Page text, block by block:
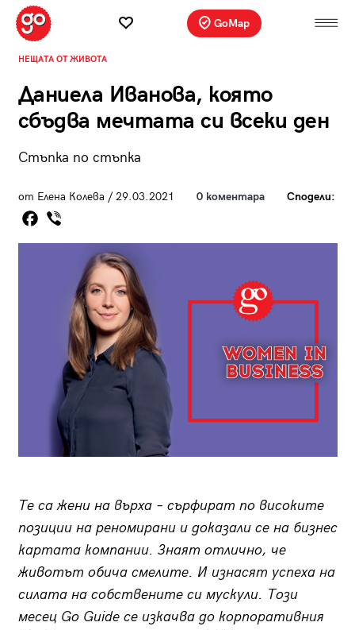
GoMap
НЕЩАТА ОТ ЖИВОТА
Даниела Иванова, която
сбъдва мечтата си всеки ден
Стъпка по стъпка
от Елена Колева / 29.03.2021 0 коментара Сподели:
Те са жени на върха – сърфират по високите
позиции на реномирани и доказали се на бизнес
картата компании. Знаят отлично, че
животът обича смелите. И изнасят успеха на
силата на собствените си мускули. Този
месец Go Guide се изкачва до корпоративния